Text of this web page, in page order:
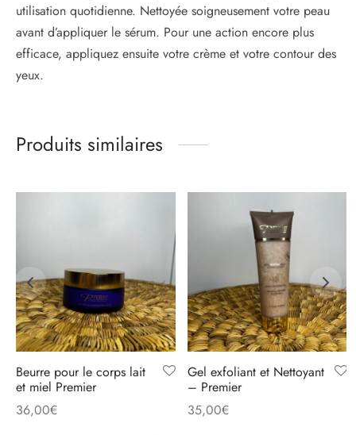
utilisation quotidienne. Nettoyée soigneusement votre peau
avant d’appliquer le sérum. Pour une action encore plus
efficace, appliquez ensuite votre crème et votre contour des
yeux.
Produits similaires
Beurre pour le corps lait
et miel Premier
36,00€
Gel exfoliant et Nettoyant
– Premier
35,00€